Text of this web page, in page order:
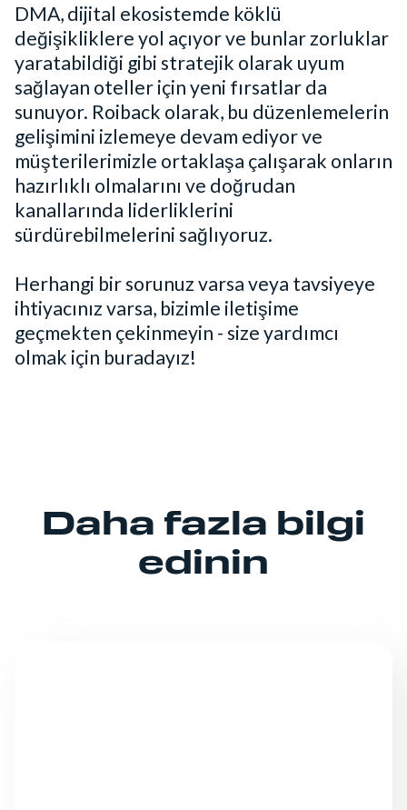
DMA, dijital ekosistemde köklü
değişikliklere yol açıyor ve bunlar zorluklar
yaratabildiği gibi stratejik olarak uyum
sağlayan oteller için yeni fırsatlar da
sunuyor. Roiback olarak, bu düzenlemelerin
gelişimini izlemeye devam ediyor ve
müşterilerimizle ortaklaşa çalışarak onların
hazırlıklı olmalarını ve doğrudan
kanallarında liderliklerini
sürdürebilmelerini sağlıyoruz.
Herhangi bir sorunuz varsa veya tavsiyeye
ihtiyacınız varsa, bizimle iletişime
geçmekten çekinmeyin - size yardımcı
olmak için buradayız!
Daha fazla bilgi
edinin